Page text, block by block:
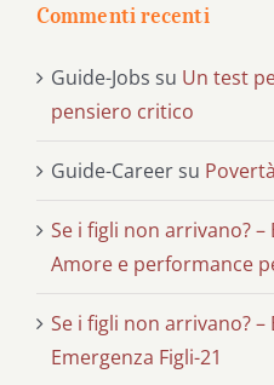
Commenti recenti
Guide-Jobs su Un test
pensiero critico
Guide-Career su Povertà
Se i figli non arrivano? –
Amore e performance
Se i figli non arrivano? –
Emergenza Figli-21